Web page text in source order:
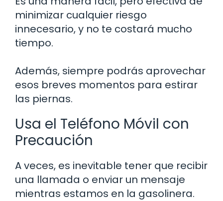
minimizar cualquier riesgo
innecesario, y no te costará mucho
tiempo.
Además, siempre podrás aprovechar
esos breves momentos para estirar
las piernas.
Usa el Teléfono Móvil con
Precaución
A veces, es inevitable tener que recibir
una llamada o enviar un mensaje
mientras estamos en la gasolinera.